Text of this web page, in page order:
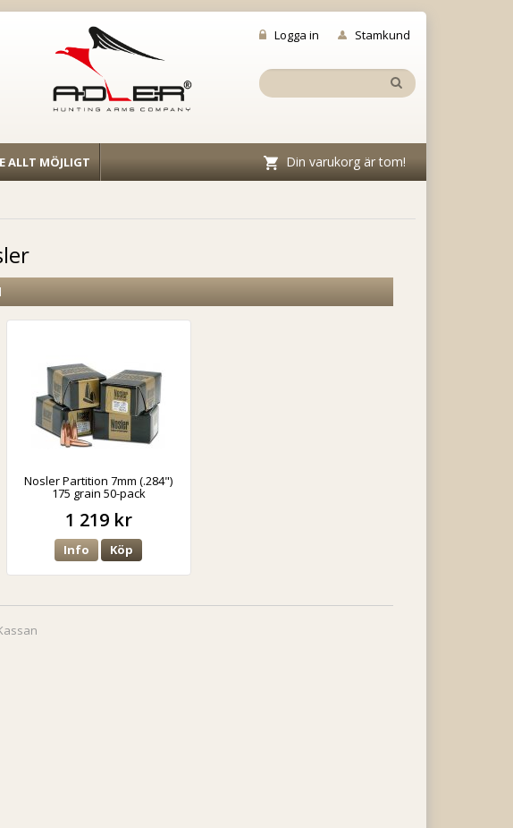
Logga in Stamkund
ALLT MÖJLIGT Din varukorg är tom!
Nosler Partition 7mm (.284")
175 grain 50-pack
1 219 kr
Info Köp